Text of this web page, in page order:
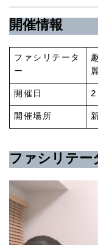
開催情報
ファシリテータ
ー
開催日
開催場所
ファシリテー